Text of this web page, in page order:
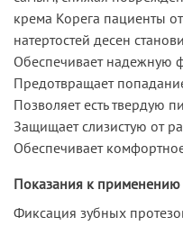
крема Корега пациенты
натертостей десен
Обеспечивает надежную
Предотвращает
Позволяет есть твердую
Защищает слизистую от
Обеспечивает
Показания к применению
Фиксация зубных